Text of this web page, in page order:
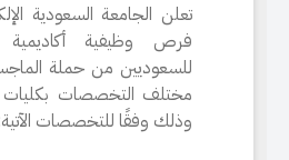
تعلن الجامعة السعودية
فرص وظيفية أكاديمية
للسعوديين من حملة
مختلف التخصصات بكليات
وذلك وفقًا للتخصصات